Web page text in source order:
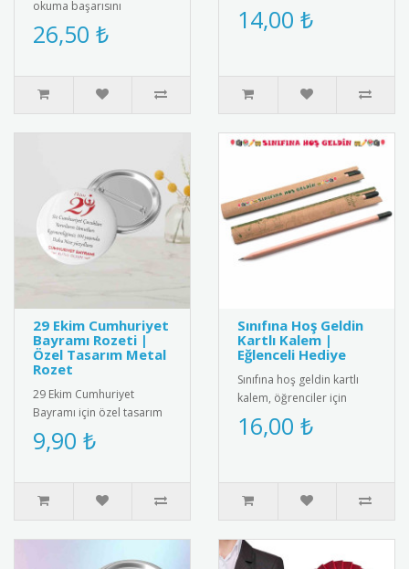
okuma başarısını
ödüllendiren özel tasarım
madalya. Milli
26,50 ₺
hediyesi. Yüksek kaliteli
mıknatıs ve paslanmaz
14,00 ₺
29 Ekim Cumhuriyet
Bayramı Rozeti |
Özel Tasarım Metal
Rozet
29 Ekim Cumhuriyet
Bayramı için özel tasarım
metal rozet. Kaliteli metal
malzemeden üretilmiş,
9,90 ₺
Sınıfına Hoş Geldin
Kartlı Kalem |
Eğlenceli Hediye
Sınıfına hoş geldin kartlı
kalem, öğrenciler için
eğlenceli ve kullanışlı bir
hediye. Her ürün bir k..
16,00 ₺